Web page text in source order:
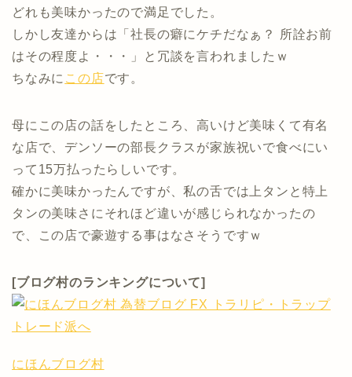
どれも美味かったので満足でした。
しかし友達からは「社長の癖にケチだなぁ？ 所詮お前
はその程度よ・・・」と冗談を言われましたｗ
ちなみに この店です。
母にこの店の話をしたところ、高いけど美味くて有名
な店で、デンソーの部長クラスが家族祝いで食べにい
って15万払ったらしいです。
確かに美味かったんですが、私の舌では上タンと特上
タンの美味さにそれほど違いが感じられなかったの
で、この店で豪遊する事はなさそうですｗ
[ブログ村のランキングについて]
にほんブログ村